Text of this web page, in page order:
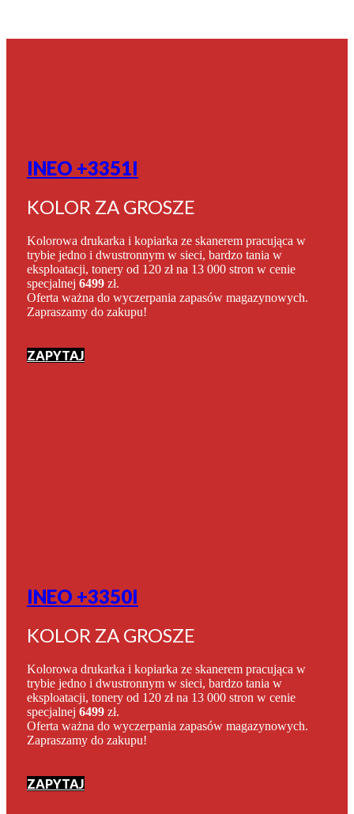
INEO +3351I
KOLOR ZA GROSZE
Kolorowa drukarka i kopiarka ze skanerem pracująca w
trybie jedno i dwustronnym w sieci, bardzo tania w
eksploatacji, tonery od 120 zł na 13 000 stron w cenie
specjalnej 6499zł.
Oferta ważna do wyczerpania zapasów magazynowych.
Zapraszamy do zakupu!
ZAPYTAJ
INEO +3350I
KOLOR ZA GROSZE
Kolorowa drukarka i kopiarka ze skanerem pracująca w
trybie jedno i dwustronnym w sieci, bardzo tania w
eksploatacji, tonery od 120 zł na 13 000 stron w cenie
specjalnej 6499zł.
Oferta ważna do wyczerpania zapasów magazynowych.
Zapraszamy do zakupu!
ZAPYTAJ